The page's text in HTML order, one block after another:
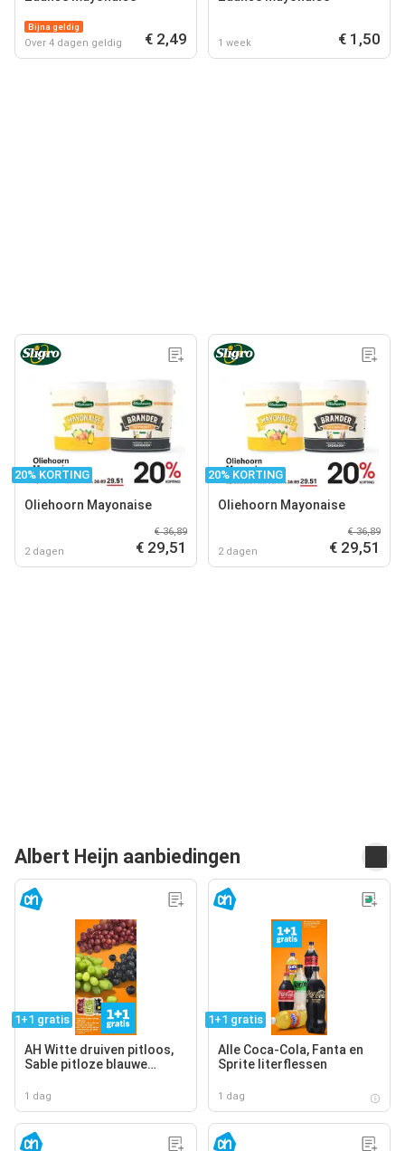
Bijna geldig
Over 4 dagen geldig € 2,49 1 week € 1,50
20% KORTING
Oliehoorn Mayonaise
2 dagen
€ 36,89
€ 29,51
20% KORTING
Oliehoorn Mayonaise
2 dagen
€ 36,89
€ 29,51
Albert Heijn aanbiedingen
1+1 gratis
AH Witte druiven pitloos,
Sable pitloze blauwe
pitloze rode druiven
1 dag
1+1 gratis
Alle Coca-Cola, Fanta en
Sprite literflessen
1 dag